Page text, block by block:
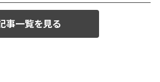
事一覧を見る